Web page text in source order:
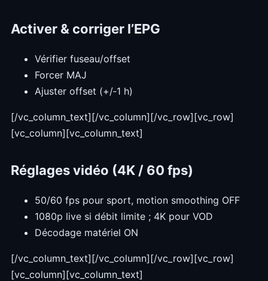
Activer & corriger l’EPG
Vérifier fuseau/offset
Forcer MAJ
Ajuster offset (+/‑1 h)
[/vc_column_text][/vc_column][/vc_row][vc_row]
[vc_column][vc_column_text]
Réglages vidéo (4K / 60 fps)
50/60 fps pour sport, motion smoothing OFF
1080p live si débit limite ; 4K pour VOD
Décodage matériel ON
[/vc_column_text][/vc_column][/vc_row][vc_row]
[vc_column][vc_column_text]